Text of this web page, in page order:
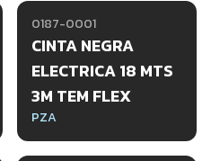
0187-0001
CINTA NEGRA
ELECTRICA 18 MTS
3M TEM FLEX
PZA